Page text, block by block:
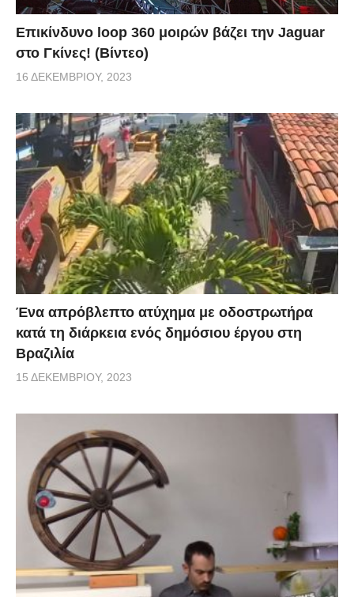
Επικίνδυνο loop 360 μοιρών βάζει την Jaguar
στο Γκίνες! (Βίντεο)
16 ΔΕΚΕΜΒΡΊΟΥ, 2023
Ένα απρόβλεπτο ατύχημα με οδοστρωτήρα
κατά τη διάρκεια ενός δημόσιου έργου στη
Βραζιλία
15 ΔΕΚΕΜΒΡΊΟΥ, 2023